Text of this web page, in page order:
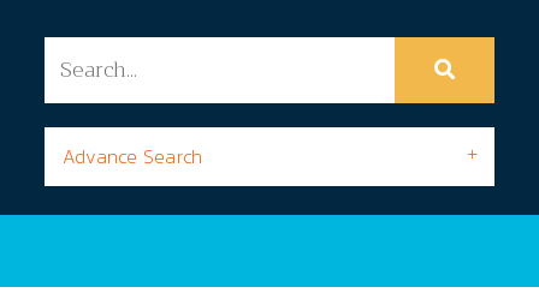
Advance Search